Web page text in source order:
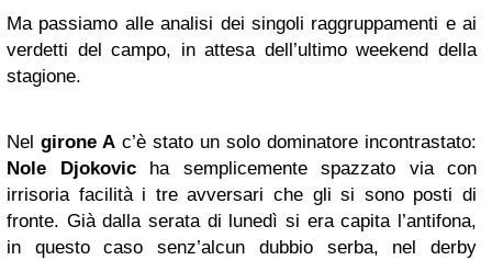
Ma passiamo alle analisi dei singoli raggruppamenti e ai
verdetti del campo, in attesa dell’ultimo weekend della
stagione.
Nel girone A c’è stato un solo dominatore incontrastato:
Nole Djokovicha semplicemente spazzato via con
irrisoria facilità i tre avversari che gli si sono posti di
fronte. Già dalla serata di lunedì si era capita l’antifona,
in questo caso senz’alcun dubbio serba, nel derby